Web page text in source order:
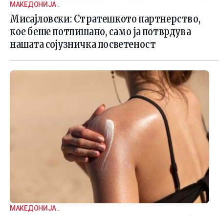
МАКЕДОНИЈА .
Мисајловски: Стратешкото партнерство,
кое беше потпишано, само ја потврдува
нашата сојузничка посветеност
МАКЕДОНИЈА .